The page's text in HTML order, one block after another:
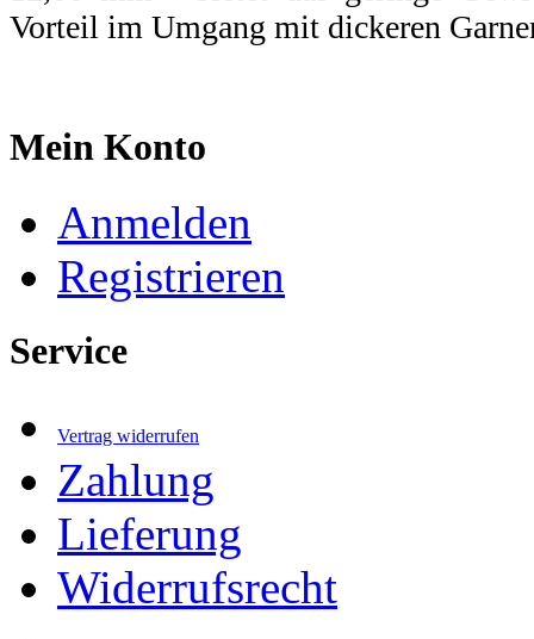
Vorteil im Umgang mit dickeren
Mein Konto
Anmelden
Registrieren
Service
Vertrag widerrufen
Zahlung
Lieferung
Widerrufsrecht